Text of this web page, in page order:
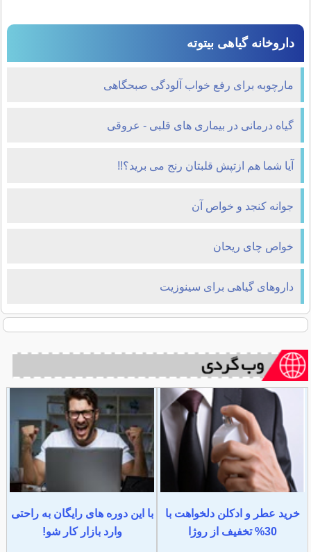
داروخانه گیاهی بیتوته
مارچوبه برای رفع خواب آلودگی صبحگاهی
گیاه درمانی در بیماری های قلبی - عروقی
آیا شما هم ازتپش قلبتان رنج می برید؟!!
جوانه کنجد و خواص آن
خواص چای ریحان
داروهای گیاهی برای سینوزیت
خرید عطر و ادکلن دلخواهت با
30% تخفیف از روژا
با این دوره های رایگان به راحتی
وارد بازار کار شو!